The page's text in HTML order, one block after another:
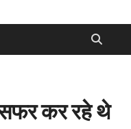
कर रहे थे